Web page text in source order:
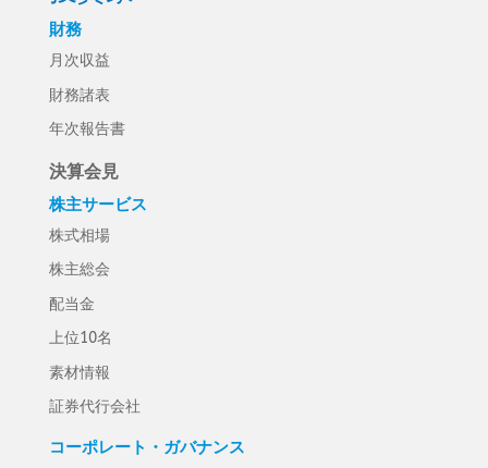
財務
月次収益
財務諸表
年次報告書
決算会見
株主サービス
株式相場
株主総会
配当金
上位10名
素材情報
証券代行会社
コーポレート・ガバナンス